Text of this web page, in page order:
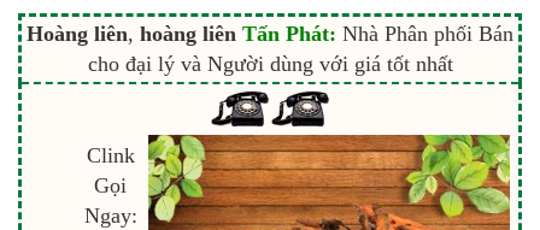
Hoàng liên, hoàng liên Tấn Phát: Nhà Phân phối Bán
cho đại lý và Người dùng với giá tốt nhất
Clink
Gọi
Ngay: